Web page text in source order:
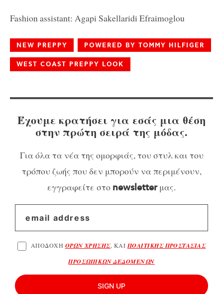
Fashion assistant: Agapi Sakellaridi Efraimoglou
NEW PREPPY POWERED BY TOMMY HILFIGER
WEST COAST PREPPY LOOK
Έχουμε κρατήσει για εσάς μια θέση
στην πρώτη σειρά της μόδας.
Για όλα τα νέα της ομορφιάς, του στυλ και του
τρόπου ζωής που δεν μπορούν να περιμένουν,
εγγραφείτε στο newsletterμας.
ΑΠΟΔΟΧΗ ΟΡΩΝ ΧΡΗΣΗΣ, ΚΑΙ ΠΟΛΙΤΙΚΗΣ ΠΡΟΣΤΑΣΙΑΣ
ΠΡΟΣΩΠΙΚΩΝ ΔΕΔΟΜΕΝΩΝ
SIGN UP